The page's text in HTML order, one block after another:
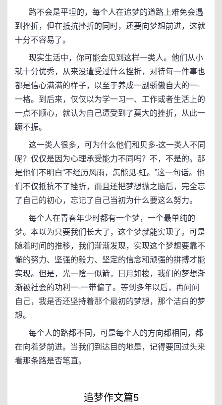
路不会是平坦的，每个人在追梦的道路上难免会遇
到挫折，但在抵抗挫折的同时，还要向梦想前进，这就
十分不容易了。
现实生活中，你可能会见到这样一类人。他们从小
就十分优秀，从来没遭受过什么挫折，对待每一件事也
都是信心满满的样子，以至于养成一副骄傲自大的一-
一格。到后来，仅仅以为学一习一、工作或者生活上的
一点不顺心，就认为自己遭受到了莫大的挫折，从此一
蹶不振。
这一类人很多，可为什么他们和贝多-这一类人不同
呢？仅仅是因为心理承受能力不同吗？不，不是的。那
是他们不明白“不经历风雨，怎能见-虹。”这一句话。他
们不仅抵抗不了挫折，而且还把梦想抛之脑后，完全忘
了自己的初心，忘记了自己当初为什么要这么努力。
每个人在青春年少时都有一个梦，一个最单纯的
梦。本以为只要我们长大了，这个梦就能实现了。可是
随着时间的推移，我们渐渐发现，实现这个梦想要靠不
懈的努力、坚强的毅力、坚定的信念和顽强的拼搏才能
实现。但是，光一陰一似箭，日月如梭，我们的梦想渐
渐被社会的功利一-一带偏了。等到多年以后，再问问
自己，我是否还坚持着那个最初的梦想，那个洁白的梦
想。
每个人的路都不同，可是每个人的方向都相同，都
在向着梦前进。当我们到达目的地是，记得要回过头来
看那条路是否笔直。
追梦作文篇5